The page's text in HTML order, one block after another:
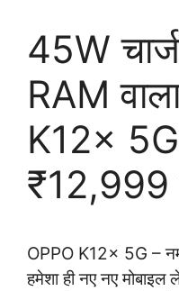
45W
RAM
K12x 5G
₹12,999
OPPO K12x 5G –
हमेशा ही नए नए